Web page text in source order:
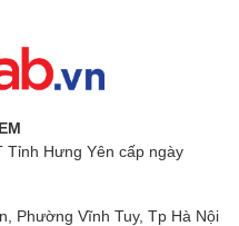
Tỉnh Hưng Yên cấp ngày
Phường Vĩnh Tuy, Tp Hà Nội